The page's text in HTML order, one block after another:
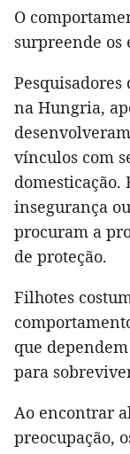
O
surpreende os
na Hungria,
vínculos com
domesticação.
insegurança
procuram a
de proteção.
Filhotes
que
para
Ao encontrar
preocupação,